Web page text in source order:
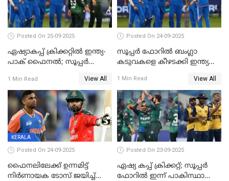
Posted On 25-09-2025
ഏഷ്യാകപ്പ് ക്രിക്കറ്റിൽ ഇന്ത്യ-
പാക് ഫൈനല്‍; സൂപ്പർ
തോൽപിച്ച് പാകിസ്ഥാൻ
1 Min Read View All
Posted On 24-09-2025
സൂപ്പർ ഫോറിൽ ബംഗ്ലാ
കടുവകളെ കീഴടക്കി ഇന്ത്യ
1 Min Read View All
KERALA
Posted On 24-09-2025
ഫൈനലിലേക്ക് ഉന്നമിട്ട്
നിര്‍ണായക ടോസ് ജയിച്ച്
Posted On 23-09-2025
ഏഷ്യ കപ്പ് ക്രിക്കറ്റ്; സൂപ്പര്‍
ഫോറിൽ ഇന്ന് പാകിസ്ഥാനും